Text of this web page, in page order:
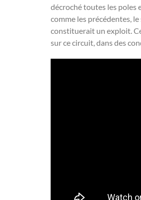
décroché toutes les poles
comme les précédentes,
constituerait un exploit.
sur ce circuit, dans des